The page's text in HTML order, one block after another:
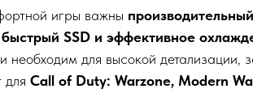
игры важны
SSD и эффективное
необходим для высокой детализации,
для Call of Duty: Warzone, Modern